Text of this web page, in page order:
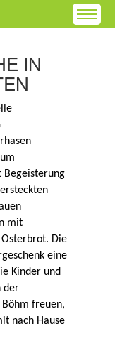
IN
Begeisterung
mit
Osterbrot. Die
eine
Kinder und
der
freuen,
nach Hause